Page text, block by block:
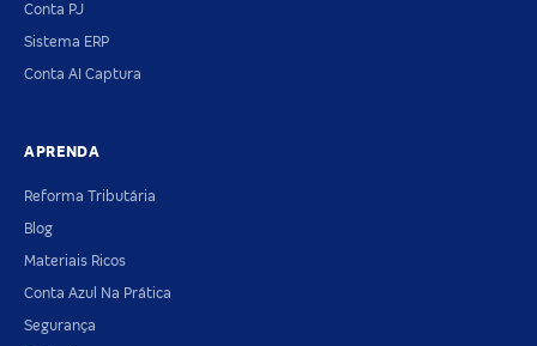
Conta PJ
Sistema ERP
Conta AI Captura
APRENDA
Reforma Tributária
Blog
Materiais Ricos
Conta Azul Na Prática
Segurança